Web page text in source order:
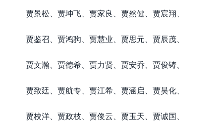
贾景松、贾坤飞、贾家良、贾然健、贾宸翔、
贾鉴召、贾鸿驹、贾慧业、贾思元、贾辰茂、
贾文瀚、贾德希、贾力贤、贾安乔、贾俊铸、
贾致廷、贾航专、贾江希、贾涵启、贾昊化、
贾校洋、贾政枝、贾俊云、贾玉天、贾诚国、